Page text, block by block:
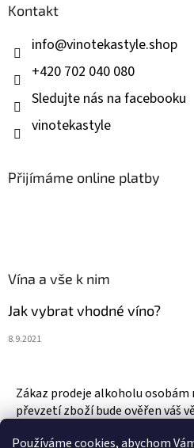
Používáme cookies, abychom
Kontakt
info@vinotekastyle.shop
+420 702 040 080
Sledujte nás na facebooku
vinotekastyle
Přijímáme online platby
Vína a vše k nim
Jak vybrat vhodné víno?
8.9.2021
Zákaz prodeje alkoholu
převzetí zboží bude ověřen váš